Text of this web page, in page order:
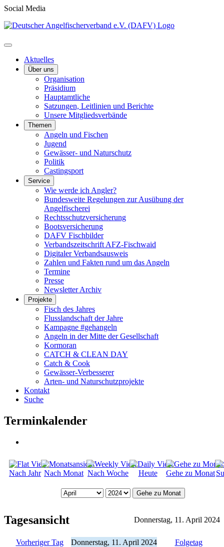
Social Media
Aktuelles
Über uns
Organisation
Präsidium
Hauptamtliche
Satzungen, Leitlinien und Berichte
Unsere Mitgliedsverbände
Themen
Angeln und Fischen
Jugend
Gewässer- und Naturschutz
Politik
Castingsport
Service
Wie werde ich Angler?
Bundesweite Regelungen zur Ausübung der
Angelfischerei
Rechtsschutzversicherung
Bootsversicherung
DAFV Fischbilder
Verbandszeitschrift AFZ-Fischwaid
Digitaler Verbandsausweis
Zahlen und Fakten rund um das Angeln
Termine
Presse
Newsletter Archiv
Projekte
Fisch des Jahres
Flusslandschaft der Jahre
Kampagne #gehangeln
Angeln in der Mitte der Gesellschaft
Kormoran
CATCH & CLEAN DAY
Catch & Cook
Gewässer-Verbesserer
Arten- und Naturschutzprojekte
Kontakt
Suche
Terminkalender
Nach Jahr Nach Monat Nach Woche Heute Gehe zu Monat
Gehe zu Monat
Tagesansicht Donnerstag, 11. April 2024
Vorheriger Tag Donnerstag, 11. April 2024 Folgetag